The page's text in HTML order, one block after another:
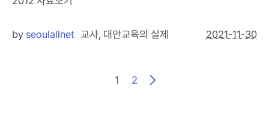
2021-11-30
by seoulallnet 교사, 대안교육의 실제
1 2